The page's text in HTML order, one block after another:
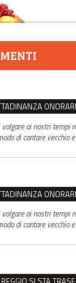
ai nostri tempi
di cantare vecchio
ai nostri tempi
di cantare vecchio